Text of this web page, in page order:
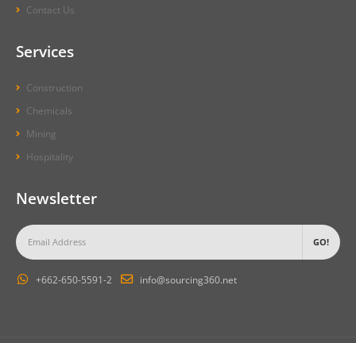
Contact Us
Services
Construction
Chemicals
Mining
Hospitality
Newsletter
+662-650-5591-2 info@sourcing360.net